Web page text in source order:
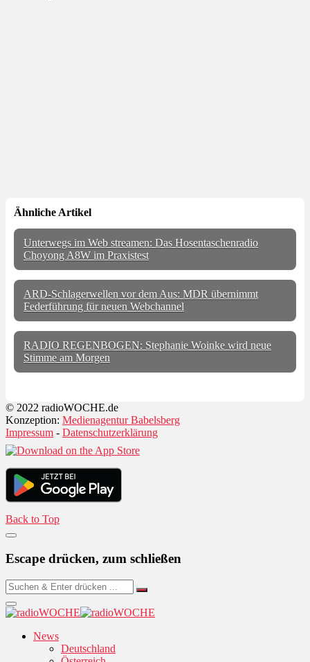
Ähnliche Artikel
Unterwegs im Web streamen: Das Hosentaschenradio
Choyong A8W im Praxistest
ARD-Schlagerwellen vor dem Aus: MDR übernimmt
Federführung für neuen Webchannel
RADIO REGENBOGEN: Stephanie Woinke wird neue
Stimme am Morgen
© 2022 radioWOCHE.de
Konzeption: Medienagentur Babelsberg
Impressum - Datenschutzerklärung
Back to Top
Escape drücken, zum schließen
News
Deutschland